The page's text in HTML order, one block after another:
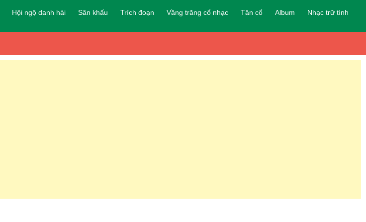
Hội ngộ danh hài Sân khấu Trích đoạn Vầng trăng cổ nhạc Tân cổ Album Nhạc trữ tình